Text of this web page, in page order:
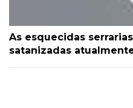
As esquecidas
satanizadas